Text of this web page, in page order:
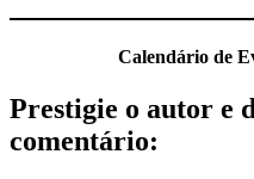
Calendário de
Prestigie o autor e
comentário: